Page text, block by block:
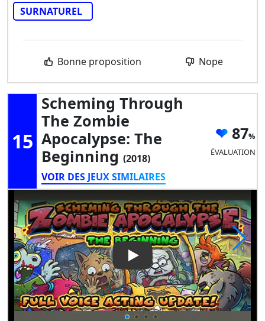
SURNATUREL
Bonne proposition Nope
15
Scheming Through
The Zombie
Apocalypse: The
Beginning (2018)
VOIR DES JEUX SIMILAIRES
87
ÉVALUATION
Play Video: Scheming